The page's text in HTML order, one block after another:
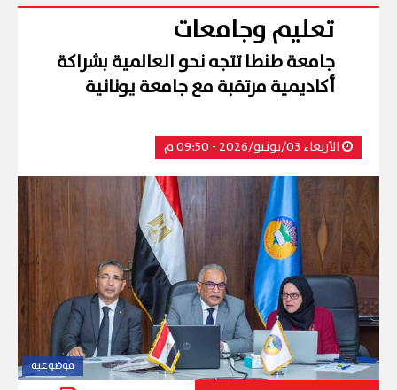
تعليم وجامعات
جامعة طنطا تتجه نحو العالمية بشراكة
أكاديمية مرتقبة مع جامعة يونانية
الأربعاء 03/يونيو/2026 - 09:50 م
موضوعيه